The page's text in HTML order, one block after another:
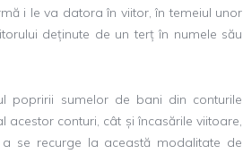
i le va datora în viitor, în temeiul unor
deținute de un terț în numele său
popririi sumelor de bani din conturile
conturi, cât și încasările viitoare,
se recurge la această modalitate de